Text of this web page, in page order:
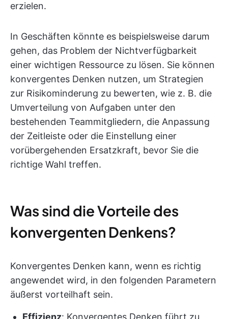
erzielen.
In Geschäften könnte es beispielsweise darum
gehen, das Problem der Nichtverfügbarkeit
einer wichtigen Ressource zu lösen. Sie können
konvergentes Denken nutzen, um Strategien
zur Risikominderung zu bewerten, wie z. B. die
Umverteilung von Aufgaben unter den
bestehenden Teammitgliedern, die Anpassung
der Zeitleiste oder die Einstellung einer
vorübergehenden Ersatzkraft, bevor Sie die
richtige Wahl treffen.
Was sind die Vorteile des
konvergenten Denkens?
Konvergentes Denken kann, wenn es richtig
angewendet wird, in den folgenden Parametern
äußerst vorteilhaft sein.
Effizienz: Konvergentes Denken führt zu